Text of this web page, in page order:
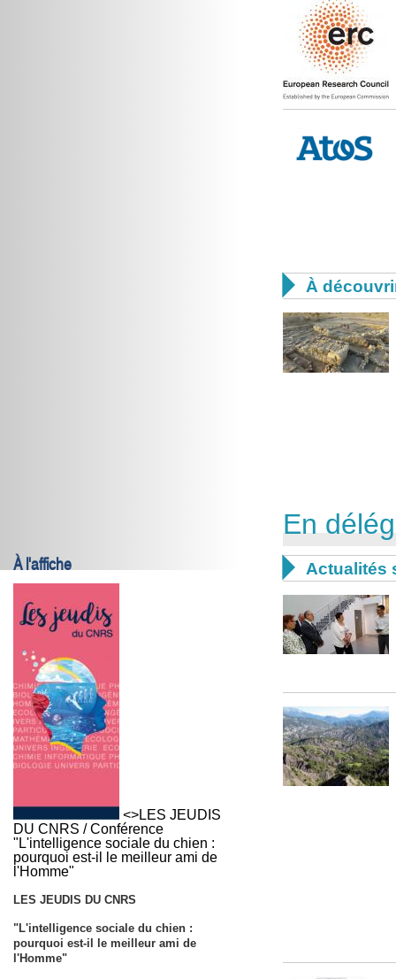
 À
À l'affiche
<>LES JEUDIS
DU CNRS / Conférence
"L'intelligence sociale du chien :
pourquoi est-il le meilleur ami de
l'Homme"
LES JEUDIS DU CNRS
"L'intelligence sociale du chien :
pourquoi est-il le meilleur ami de
l'Homme"
En
 Actualités